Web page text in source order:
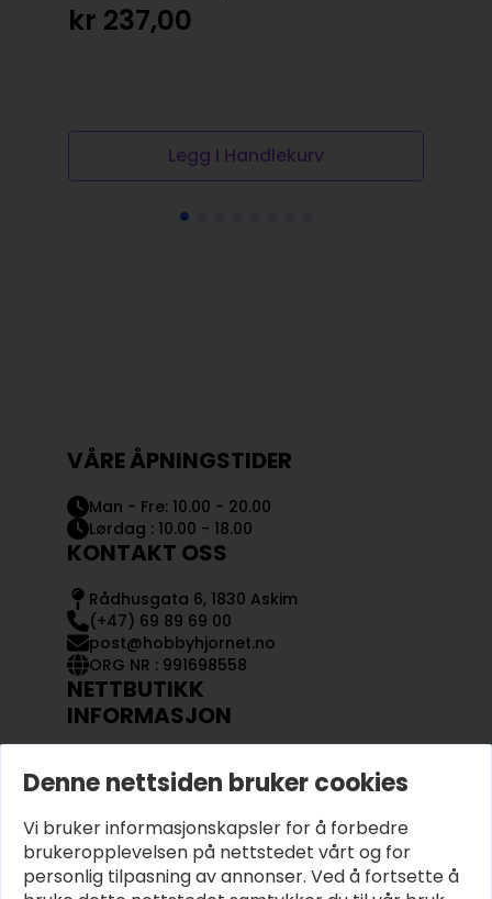
kr 237,00
Legg I Handlekurv
VÅRE ÅPNINGSTIDER
Man - Fre: 10.00 - 20.00
Lørdag : 10.00 - 18.00
KONTAKT OSS
Rådhusgata 6, 1830 Askim
(+47) 69 89 69 00
post@hobbyhjornet.no
ORG NR : 991698558
NETTBUTIKK
INFORMASJON
OM OSS
KJØPSVILKÅR OG BETINGELSER
PERSONVERN
Denne nettsiden bruker cookies
Vi bruker informasjonskapsler for å forbedre
brukeropplevelsen på nettstedet vårt og for
personlig tilpasning av annonser. Ved å fortsette å